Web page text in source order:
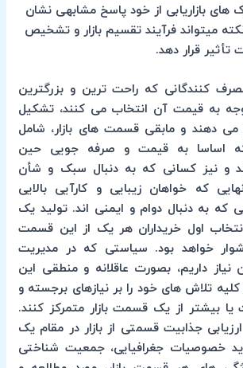
های بازاریابی از خود پاسخ مشابهی نشان
میتواند فرآیند تقسیم بازار و تشخیص
تأثیر قرار دهد.
مصرف کنندگانی که راحت ترین و بزرگترین
به قیمت آن انتخاب می کنند، تشکیل
می دهند و مابقی قسمت های بازار، شامل
که اساسا به قیمت و صرفه جویی حین
و نیز کسانی که به دنبال سبک و شأن
که خواهان زیبایی و کارآیی بالایی
که به دنبال دوام و ایمنی اند. تولید یک
اول خریداران هر یک از این قسمت
خواهد بود. سیاستی که در مدیریت
نیاز داریم، بصورت عاقلانه و منطقی این
تلاش های خود را بر نیازهای برجسته و
از یک قسمت بازار متمرکز کنند.
جذابیت قسمتی از بازار در مقام یک
خصوصیات جغرافیایی، جمعیت شناختی